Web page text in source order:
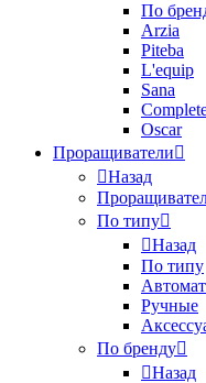
По
Arzia
Piteba
L'equip
Sana
Oscar
Проращиватели
Назад
По типу
Назад
По типу
Ручные
По бренду
Назад